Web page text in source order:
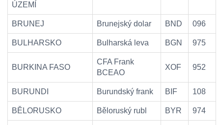
ÚZEMÍ
BRUNEJ Brunejský dolar BND 096
BULHARSKO Bulharská leva BGN 975
BURKINA FASO
CFA Frank
BCEAO
XOF 952
BURUNDI Burundský frank BIF 108
BĚLORUSKO Běloruský rubl BYR 974